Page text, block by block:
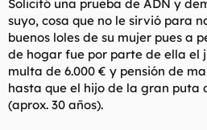
Solicitó una prueba de ADN y
suyo, cosa que no le sirvió para
buenos loles de su mujer pues a
de hogar fue por parte de ella el
multa de 6.000 € y pensión de
hasta que el hijo de la gran puta
(aprox. 30 años).